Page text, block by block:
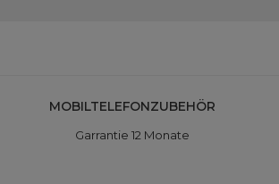
MOBILTELEFONZUBEHÖR
Garrantie 12 Monate